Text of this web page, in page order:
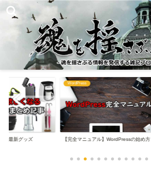
る最新グッズ
WordPress
【完全マニュアル】WordPressの始め方